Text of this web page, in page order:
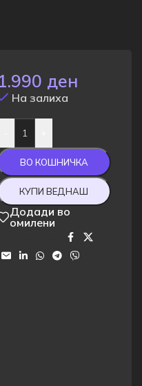
1.990 ден
На залиха
ВО КОШНИЧКА
КУПИ ВЕДНАШ
Додади во
омилени